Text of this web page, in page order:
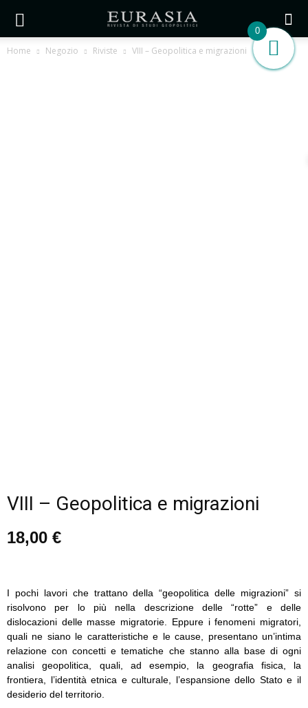
Home Negozio Riviste VIII – Geopolitica e migrazioni
VIII – Geopolitica e migrazioni
18,00 €
I pochi lavori che trattano della “geopolitica delle migrazioni” si
risolvono per lo più nella descrizione delle “rotte” e delle
dislocazioni delle masse migratorie. Eppure i fenomeni migratori,
quali ne siano le caratteristiche e le cause, presentano un’intima
relazione con concetti e tematiche che stanno alla base di ogni
analisi geopolitica, quali, ad esempio, la geografia fisica, la
frontiera, l’identità etnica e culturale, l’espansione dello Stato e il
desiderio del territorio.
0